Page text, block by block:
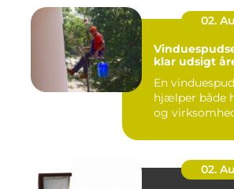
02.
klar udsigt
En
hjælper både
og
02.